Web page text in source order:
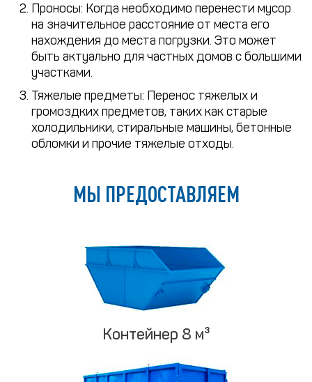
Проносы: Когда необходимо перенести мусор
на значительное расстояние от места его
нахождения до места погрузки. Это может
быть актуально для частных домов с большими
участками.
Тяжелые предметы: Перенос тяжелых и
громоздких предметов, таких как старые
холодильники, стиральные машины, бетонные
обломки и прочие тяжелые отходы.
МЫ ПРЕДОСТАВЛЯЕМ
Контейнер 8 м³